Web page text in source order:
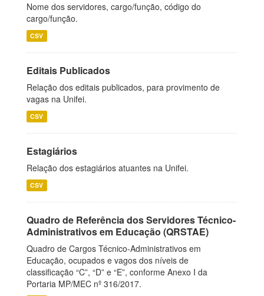
Nome dos servidores, cargo/função, código do
cargo/função.
CSV
Editais Publicados
Relação dos editais publicados, para provimento de
vagas na Unifei.
CSV
Estagiários
Relação dos estagiários atuantes na Unifei.
CSV
Quadro de Referência dos Servidores Técnico-
Administrativos em Educação (QRSTAE)
Quadro de Cargos Técnico-Administrativos em
Educação, ocupados e vagos dos níveis de
classificação “C”, “D” e “E”, conforme Anexo I da
Portaria MP/MEC nº 316/2017.